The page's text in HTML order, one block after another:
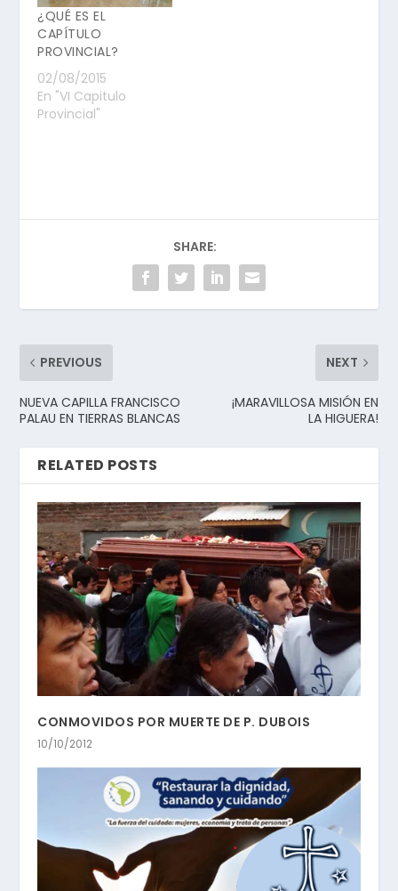
¿QUÉ ES EL
CAPÍTULO
PROVINCIAL?
02/08/2015
En "VI Capitulo
Provincial"
SHARE:
PREVIOUS
NUEVA CAPILLA FRANCISCO
PALAU EN TIERRAS BLANCAS
NEXT
¡MARAVILLOSA MISIÓN EN
LA HIGUERA!
RELATED POSTS
CONMOVIDOS POR MUERTE DE P. DUBOIS
10/10/2012